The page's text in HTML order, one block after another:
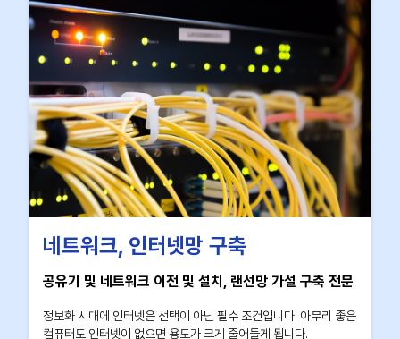
네트워크, 인터넷망 구축
공유기 및 네트워크 이전 및 설치, 랜선망 가설 구축 전문
정보화 시대에 인터넷은 선택이 아닌 필수 조건입니다. 아무리 좋은
컴퓨터도 인터넷이 없으면 용도가 크게 줄어들게 됩니다.